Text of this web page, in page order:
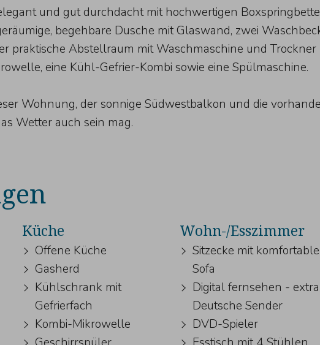
und gut durchdacht mit hochwertigen
begehbare Dusche mit Glaswand, zwei
praktische Abstellraum mit Waschmaschine und
eine Kühl-Gefrier-Kombi sowie eine Spülmaschine.
Wohnung, der sonnige Südwestbalkon und die
Wetter auch sein mag.
Küche
Offene Küche
Gasherd
Kühlschrank mit
Gefrierfach
Kombi-Mikrowelle
Wohn-/Esszimmer
Sitzecke mit
Sofa
Digital fernsehen - extra
Deutsche Sender
DVD-Spieler